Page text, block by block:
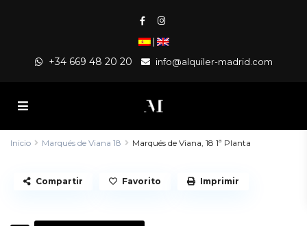
|
+34 669 48 20 20 info@alquiler-madrid.com
Inicio Marqués de Viana 18 Marqués de Viana, 18 1ª Planta
Compartir Favorito Imprimir